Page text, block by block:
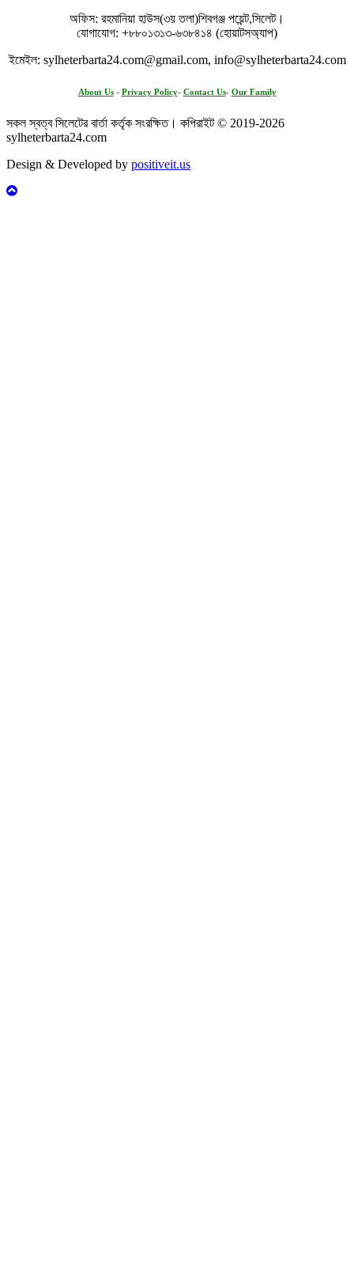
অফিস: রহমানিয়া হাউস(৩য় তলা)শিবগঞ্জ পয়েন্ট,সিলেট।
যোগাযোগ: +৮৮০১৩১৩-৬৩৮৪১৪ (হোয়াটসঅ্যাপ)
ইমেইল: sylheterbarta24.com@gmail.com, info@sylheterbarta24.com
About Us- Privacy Policy- Contact Us- Our Family
সকল স্বত্ব সিলেটের বার্তা কর্তৃক সংরক্ষিত। কপিরাইট © 2019-2026
sylheterbarta24.com
Design & Developed by positiveit.us